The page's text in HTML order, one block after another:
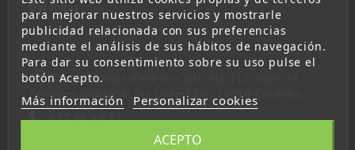
Garantías
Contacto
Gabriel Ramos Bejarano, parcela 111, nave 3A.
Polígono Industrial las Quemadas, 14014 Córdoba
957 48 43 53
para mejorar nuestros servicios y mostrarle
publicidad relacionada con sus preferencias
mediante el análisis de sus hábitos de navegación.
Para dar su consentimiento sobre su uso pulse el
botón Acepto.
Más información Personalizar cookies
ACEPTO